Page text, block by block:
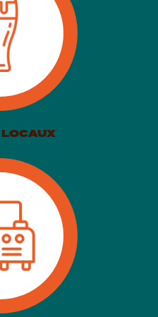
LOCAUX